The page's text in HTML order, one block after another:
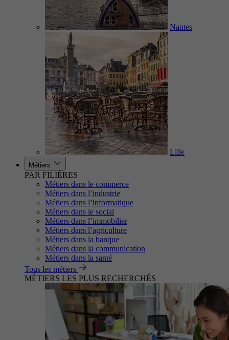
Nantes
Lille
Métiers
PAR FILIÈRES
Métiers dans le commerce
Métiers dans l’industrie
Métiers dans l’informatique
Métiers dans le social
Métiers dans l’immobilier
Métiers dans l’agriculture
Métiers dans la banque
Métiers dans la communication
Métiers dans la santé
Tous les métiers
MÉTIERS LES PLUS RECHERCHÉS